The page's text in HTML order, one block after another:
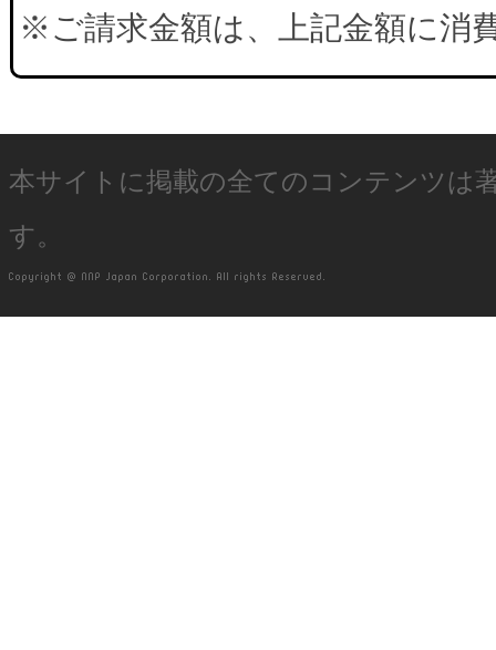
※ご請求金額は、上記金額に消
本サイトに掲載の全てのコンテンツは
す。